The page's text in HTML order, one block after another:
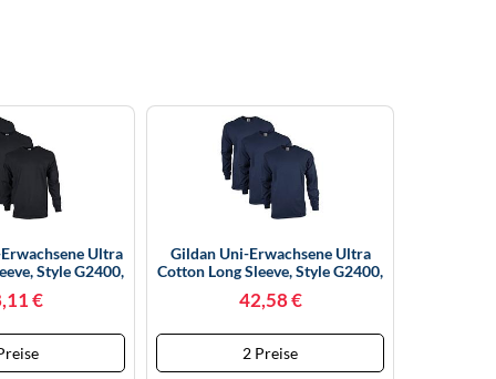
Ultra
Style G2400,
XXL
€
Gildan Uni-Erwachsene Ultra
Cotton Long Sleeve, Style G2400,
(3er-Pack), 5XL
42,58 €
2 Preise